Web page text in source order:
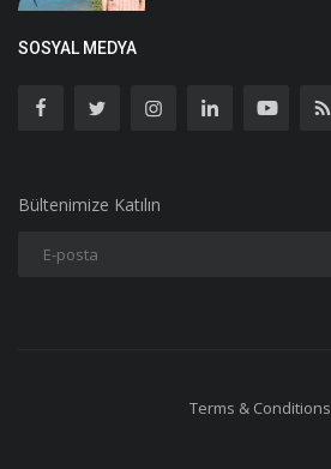
SOSYAL MEDYA
Bültenimize Katılın
Terms & Conditions